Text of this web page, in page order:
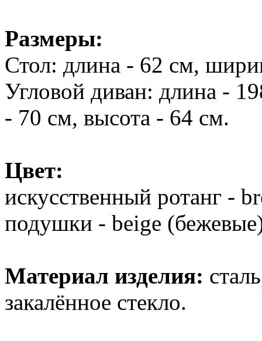
Размеры:
Стол: длина - 62 см,
Угловой диван: длина -
- 70 см, высота - 64 см.
Цвет:
искусственный ротанг -
подушки - beige
Материал изделия:
закалённое стекло.